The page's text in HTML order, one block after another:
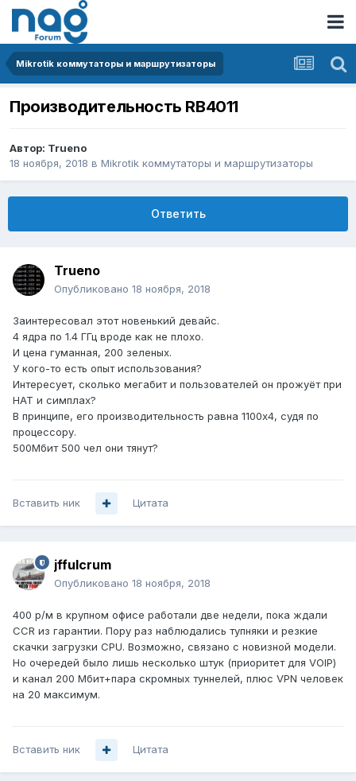
Mikrotik коммутаторы и маршрутизаторы
Производительность RB4011
Автор: Trueno
18 ноября, 2018 в Mikrotik коммутаторы и маршрутизаторы
Ответить
Trueno
Опубликовано 18 ноября, 2018
Заинтересовал этот новенький девайс.
4 ядра по 1.4 ГГц вроде как не плохо.
И цена гуманная, 200 зеленых.
У кого-то есть опыт использования?
Интересует, сколько мегабит и пользователей он прожуёт при
НАТ и симплах?
В принципе, его производительность равна 1100х4, судя по
процессору.
500Мбит 500 чел они тянут?
Вставить ник Цитата
jffulcrum
Опубликовано 18 ноября, 2018
400 р/м в крупном офисе работали две недели, пока ждали
CCR из гарантии. Пору раз наблюдались тупняки и резкие
скачки загрузки CPU. Возможно, связано с новизной модели.
Но очередей было лишь несколько штук (приоритет для VOIP)
и канал 200 Мбит+пара скромных туннелей, плюс VPN человек
на 20 максимум.
Вставить ник Цитата